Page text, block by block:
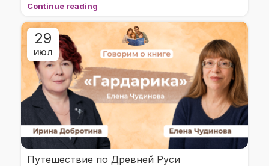
Continue reading
29
ИЮЛ
Путешествие по Древней Руси